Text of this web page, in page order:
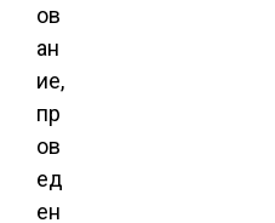
ов
ан
ие,
пр
ов
ед
ен